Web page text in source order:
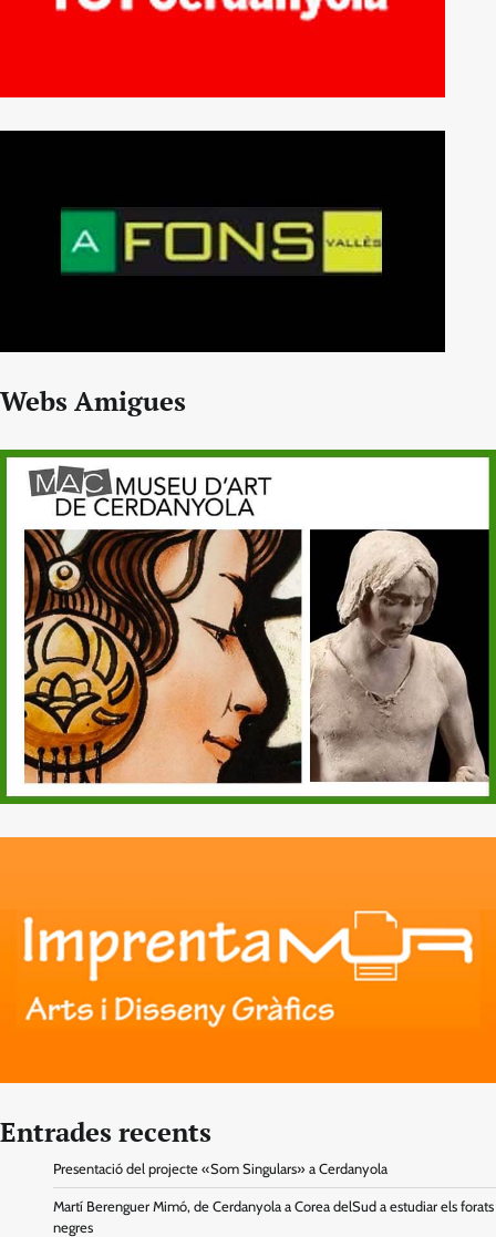
Webs Amigues
Entrades recents
Presentació del projecte «Som Singulars» a Cerdanyola
Martí Berenguer Mimó, de Cerdanyola a Corea delSud a estudiar els forats
negres